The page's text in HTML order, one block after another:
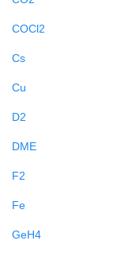
COCl2
Cs
Cu
D2
DME
F2
Fe
GeH4